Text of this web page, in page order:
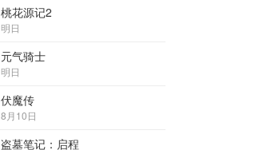
桃花源记2
明日
元气骑士
明日
伏魔传
8月10日
盗墓笔记：启程